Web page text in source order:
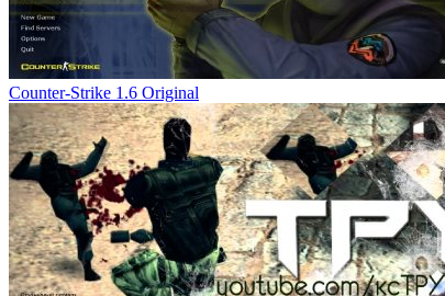
Counter-Strike 1.6 Original